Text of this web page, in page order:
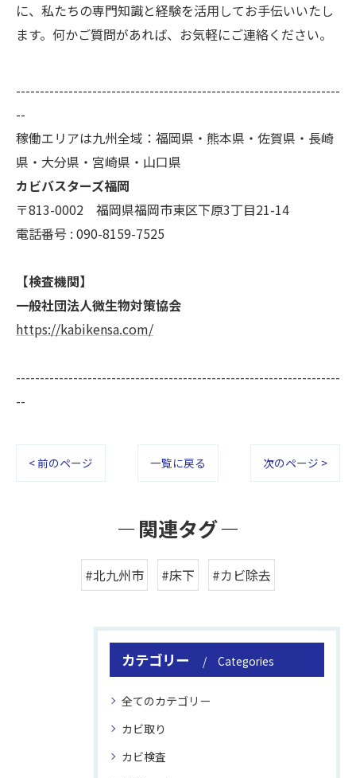
に、私たちの専門知識と経験を活用してお手伝いいたし
ます。何かご質問があれば、お気軽にご連絡ください。
--------------------------------------------------------------------
--
稼働エリアは九州全域：福岡県・熊本県・佐賀県・長崎
県・大分県・宮崎県・山口県
カビバスターズ福岡
〒813-0002 福岡県福岡市東区下原3丁目21-14
電話番号 : 090-8159-7525
【検査機関】
一般社団法人微生物対策協会
https://kabikensa.com/
--------------------------------------------------------------------
--
< 前のページ 一覧に戻る 次のページ >
関連タグ
#北九州市 #床下 #カビ除去
カテゴリー Categories
全てのカテゴリー
カビ取り
カビ検査